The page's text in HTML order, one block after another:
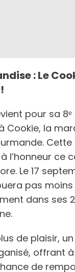
: Le
pour sa
Cookie, la
Cette
l’honneur ce
Le 17
pas
dans ses
de plaisir,
offrant à
de